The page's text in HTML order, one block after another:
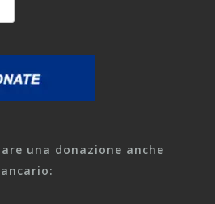
una donazione anche